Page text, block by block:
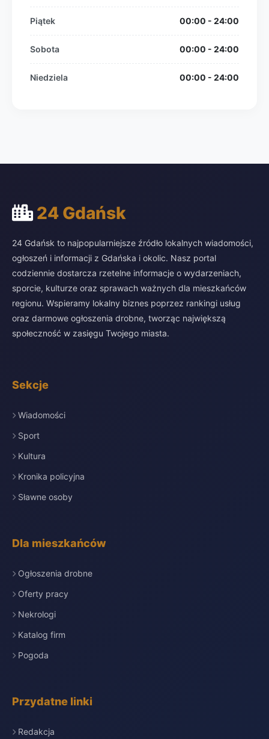
Piątek 00:00 - 24:00
Sobota 00:00 - 24:00
Niedziela 00:00 - 24:00
24 Gdańsk
24 Gdańsk to najpopularniejsze źródło lokalnych wiadomości,
ogłoszeń i informacji z Gdańska i okolic. Nasz portal
codziennie dostarcza rzetelne informacje o wydarzeniach,
sporcie, kulturze oraz sprawach ważnych dla mieszkańców
regionu. Wspieramy lokalny biznes poprzez rankingi usług
oraz darmowe ogłoszenia drobne, tworząc największą
społeczność w zasięgu Twojego miasta.
Sekcje
Wiadomości
Sport
Kultura
Kronika policyjna
Sławne osoby
Dla mieszkańców
Ogłoszenia drobne
Oferty pracy
Nekrologi
Katalog firm
Pogoda
Przydatne linki
Redakcja